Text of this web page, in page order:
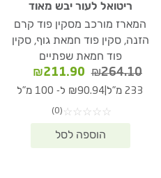
ריטואל לעור יבש מאוד
המארז מורכב מסקין פוד קרם
הזנה, סקין פוד חמאת גוף, סקין
פוד חמאת שפתיים
₪264.10
המחיר
המקורי
₪264.10.
₪211.90
הנוכחי
233 מ"ל ₪90.94 ל- 100 מ"ל
☆
☆
☆
☆
☆
(0)